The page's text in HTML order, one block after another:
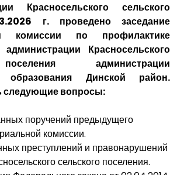
Красносельского сельского
г. проведено заседание
комиссии по профилактике
Красносельского
администрации
образования Динской район.
следующие вопросы:
поручений предыдущего
комиссии.
преступлений и правонарушений
сельского поселения.